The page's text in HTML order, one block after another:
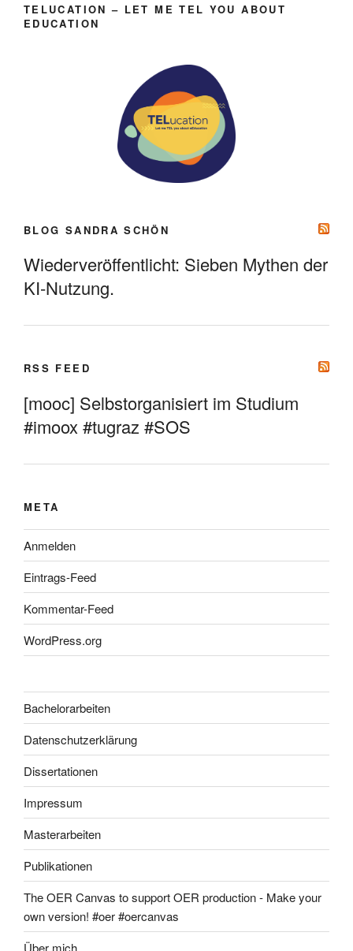
TELUCATION – LET ME TEL YOU ABOUT
EDUCATION
BLOG SANDRA SCHÖN
Wiederveröffentlicht: Sieben Mythen der
KI-Nutzung.
RSS FEED
[mooc] Selbstorganisiert im Studium
#imoox #tugraz #SOS
META
Anmelden
Eintrags-Feed
Kommentar-Feed
WordPress.org
Bachelorarbeiten
Datenschutzerklärung
Dissertationen
Impressum
Masterarbeiten
Publikationen
The OER Canvas to support OER production - Make your
own version! #oer #oercanvas
Über mich